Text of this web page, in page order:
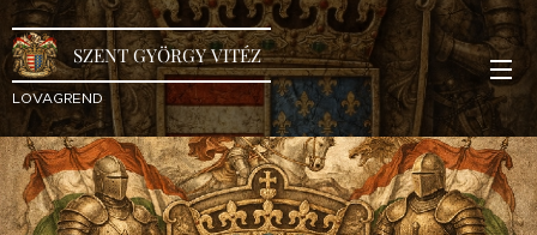
SZENT GYÖRGY VITÉZ
LOVAGREND